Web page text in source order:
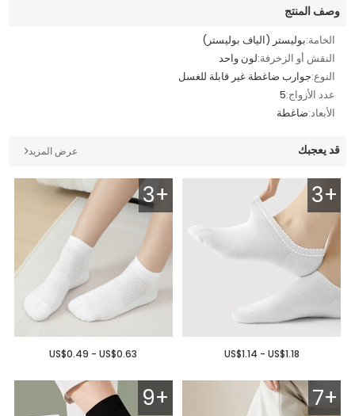
وصف المنتج
الخامة:بوليستر (الياف بوليستر)
النقش أو الزخرفة:لون واحد
النوع:جوارب ضاغطة غير قابلة للغسل
عدد الأزواج:5
الأبعاد:ضاغطة
قد يعجبك عرض المزيد
3+
US$1.14 - US$1.18
3+
US$0.49 - US$0.63
7+
9+